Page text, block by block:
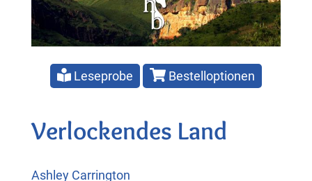
Leseprobe Bestelloptionen
Verlockendes Land
Ashley Carrington